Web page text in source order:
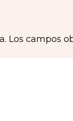
Los campos